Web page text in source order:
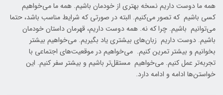
همه ما دوست داریم نسخه بهتری از خودمان باشیم. همه ما می‌خواهیم
کسی باشیم که تصور می‌کنیم. البته در صورتی که شرایط مناسب باشد، حتما
می‌توانیم باشیم. چرا که نه. همه دوست داریم، قهرمان داستان خودمان
باشیم. دوست داریم زبان‌های بیشتری یاد بگیریم. می‌خواهیم بیشتر
بخوانیم و بیشتر تمرین کنیم. می‌خواهیم در موقعیت‌های اجتماعی با
تجربه‌تر عمل کنیم. می‌خواهیم مستقل‌تر باشیم و بیشتر سفر کنیم. این
خواستن‌ها ادامه و ادامه دارد.